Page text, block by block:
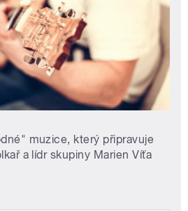
muzice, který připravuje
a lídr skupiny Marien Víťa